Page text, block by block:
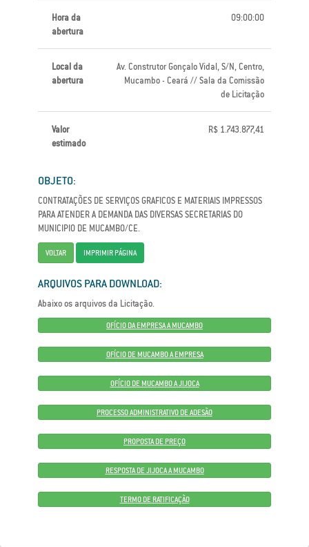
Hora da
abertura
09:00:00
Local da
abertura
Av. Construtor Gonçalo Vidal, S/N, Centro,
Mucambo - Ceará // Sala da Comissão
de Licitação
Valor
estimado
R$ 1.743.877,41
OBJETO:
CONTRATAÇÕES DE SERVIÇOS GRAFICOS E MATERIAIS IMPRESSOS
PARA ATENDER A DEMANDA DAS DIVERSAS SECRETARIAS DO
MUNICIPIO DE MUCAMBO/CE.
VOLTAR IMPRIMIR PÁGINA
ARQUIVOS PARA DOWNLOAD:
Abaixo os arquivos da Licitação.
OFÍCIO DA EMPRESA A MUCAMBO
OFÍCIO DE MUCAMBO A EMPRESA
OFÍCIO DE MUCAMBO A JIJOCA
PROCESSO ADMINISTRATIVO DE ADESÃO
PROPOSTA DE PREÇO
RESPOSTA DE JIJOCA A MUCAMBO
TERMO DE RATIFICAÇÃO